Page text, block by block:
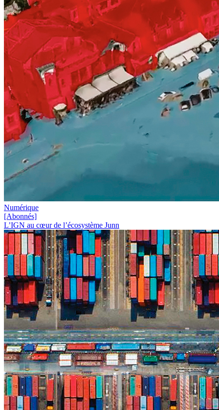
Numérique
[Abonnés]
L’IGN au cœur de l’écosystème Junn